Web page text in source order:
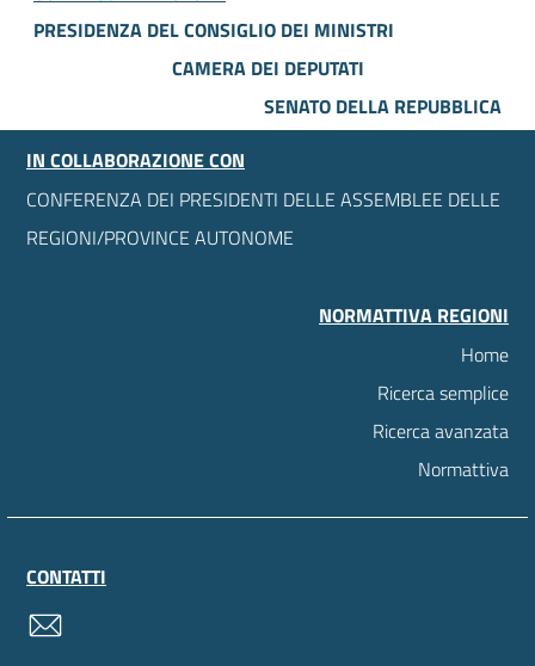
PRESIDENZA DEL CONSIGLIO DEI MINISTRI
CAMERA DEI DEPUTATI
SENATO DELLA REPUBBLICA
IN COLLABORAZIONE CON
CONFERENZA DEI PRESIDENTI DELLE ASSEMBLEE DELLE
REGIONI/PROVINCE AUTONOME
NORMATTIVA REGIONI
Home
Ricerca semplice
Ricerca avanzata
Normattiva
CONTATTI